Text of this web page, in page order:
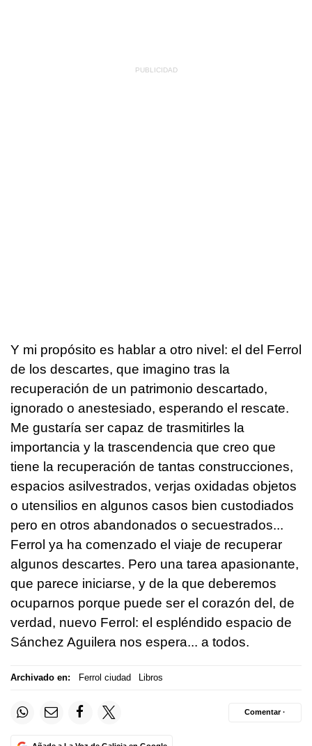
Y mi propósito es hablar a otro nivel: el del Ferrol
de los descartes, que imagino tras la
recuperación de un patrimonio descartado,
ignorado o anestesiado, esperando el rescate.
Me gustaría ser capaz de trasmitirles la
importancia y la trascendencia que creo que
tiene la recuperación de tantas construcciones,
espacios asilvestrados, verjas oxidadas objetos
o utensilios en algunos casos bien custodiados
pero en otros abandonados o secuestrados...
Ferrol ya ha comenzado el viaje de recuperar
algunos descartes. Pero una tarea apasionante,
que parece iniciarse, y de la que deberemos
ocuparnos porque puede ser el corazón del, de
verdad, nuevo Ferrol: el espléndido espacio de
Sánchez Aguilera nos espera... a todos.
Archivado en: Ferrol ciudad Libros
Comentar ·